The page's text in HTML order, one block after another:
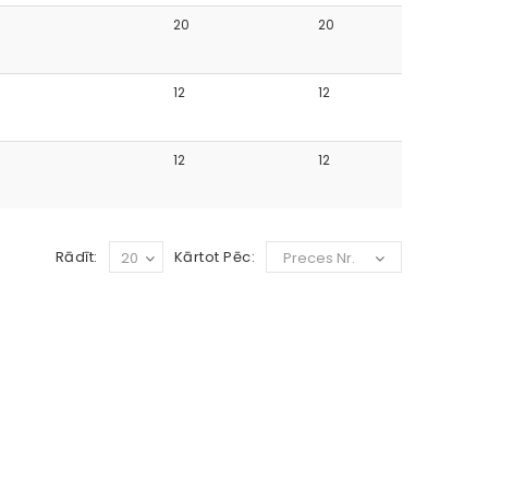
20 20
12 12
12 12
Kārtot Pēc: Preces Nr.
Rādīt: 20